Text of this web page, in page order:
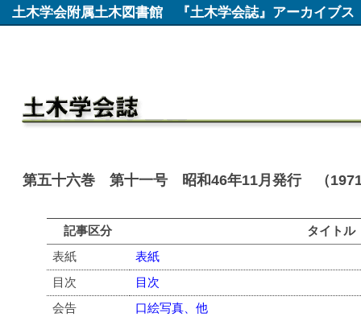
土木学会附属土木図書館 『土木学会誌』アーカイブス
第五十六巻 第十一号 昭和46年11月発行 （
記事区分
タイトル
表紙
表紙
目次
目次
会告
口絵写真、他